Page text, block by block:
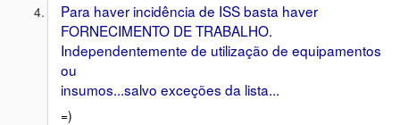
Para haver incidência de ISS basta haver
FORNECIMENTO DE TRABALHO.
Independentemente de utilização de equipamentos
ou
insumos...salvo exceções da lista...
=)